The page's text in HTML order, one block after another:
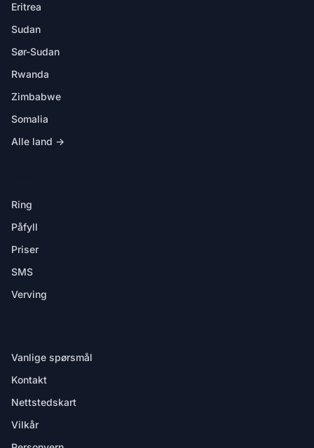
Eritrea
Sudan
Sør-Sudan
Rwanda
Zimbabwe
Somalia
Alle land →
Ring
Påfyll
Priser
SMS
Verving
Vanlige spørsmål
Kontakt
Nettstedskart
Vilkår